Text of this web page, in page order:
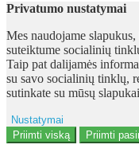
Privatumo nustatymai
Mes naudojame
suteiktume socialinių
Taip pat dalijamės
su savo socialinių tinklų,
sutinkate su mūsų
Nustatymai
Reklama
Priimti viską Priimti